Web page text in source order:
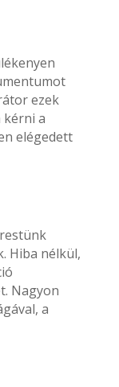
ezek
kérni a
elégedett
Hiba nélkül,
Nagyon
a